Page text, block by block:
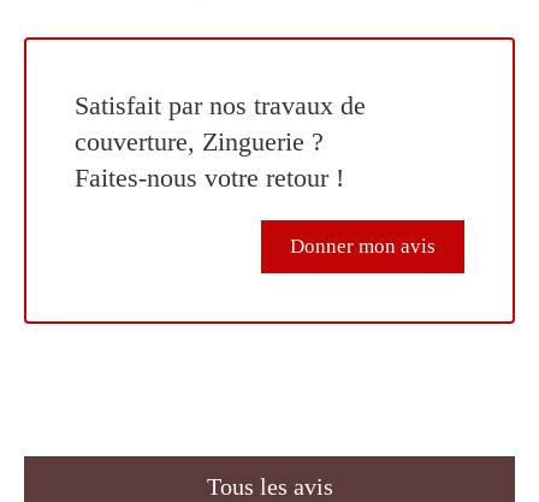
Satisfait par nos travaux de
couverture, Zinguerie ?
Faites-nous votre retour !
Donner mon avis
Tous les avis